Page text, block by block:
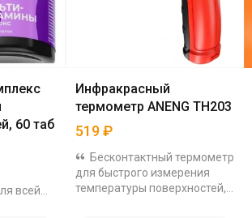
60 таб
всей
Инфракрасный
термометр ANENG TH203
519₽
Бесконтактный термометр
для быстрого измерения
температуры поверхностей,